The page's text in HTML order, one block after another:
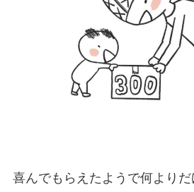
喜んでもらえたようで何より